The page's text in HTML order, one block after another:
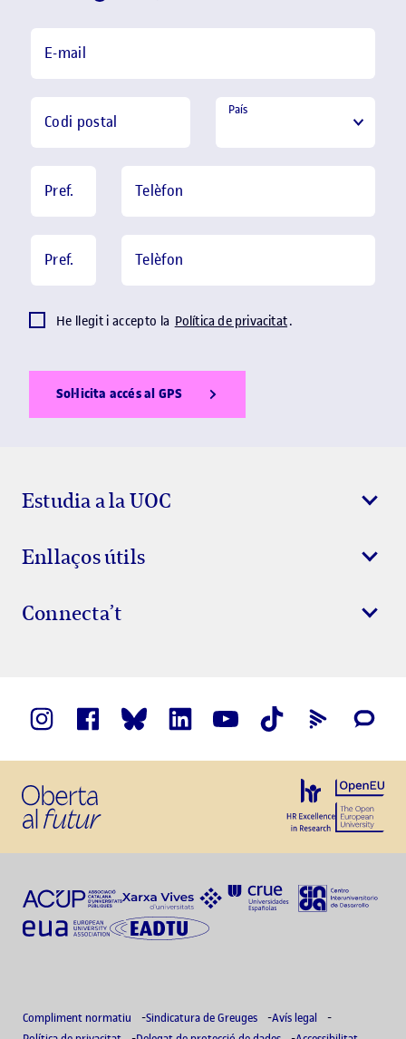
E-mail
Codi postal
País
Pref. Telèfon
Pref. Telèfon
He llegit i accepto la Política de privacitat.
Sol·licita accés al GPS
Estudia a la UOC
Enllaços útils
Connecta’t
Compliment normatiu Sindicatura de Greuges
Avís legal